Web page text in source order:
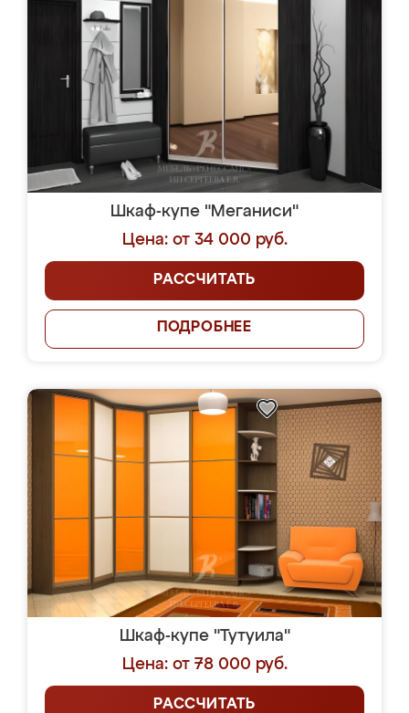
Шкаф-купе "Меганиси"
Цена: от 34 000 руб.
РАССЧИТАТЬ
ПОДРОБНЕЕ
Шкаф-купе "Тутуила"
Цена: от 78 000 руб.
РАССЧИТАТЬ